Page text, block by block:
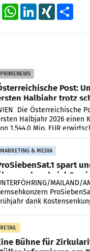
MessengerWhatsAppLinkedInXING
PRIMENEWS
Post:
Halbjahr trotz
Die Österreichische
Halbjahr 2026 einen
1.544,0 Mio. EUR
Plus von 3,8 Prozent
MARKETING & MEDIA
spart
viel
MAILAND/
dank
RETAIL
Bühne für